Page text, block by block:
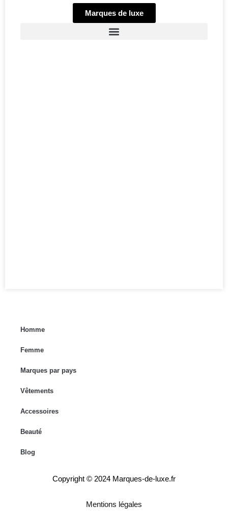
Marques de luxe
Homme
Femme
Marques par pays
Vêtements
Accessoires
Beauté
Blog
Copyright © 2024 Marques-de-luxe.fr
Mentions légales